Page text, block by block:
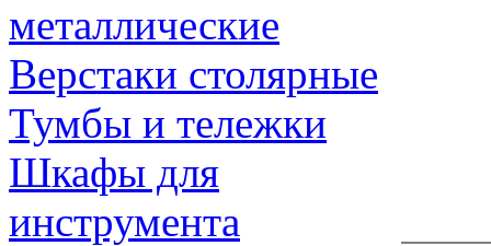
металлические
Верстаки столярные
Тумбы и тележки
Шкафы для
инструмента